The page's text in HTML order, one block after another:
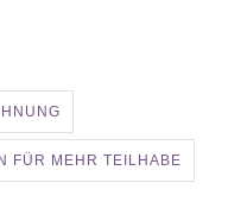
FÜR MEHR TEILHABE